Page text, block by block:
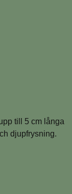
till 5 cm långa
djupfrysning.